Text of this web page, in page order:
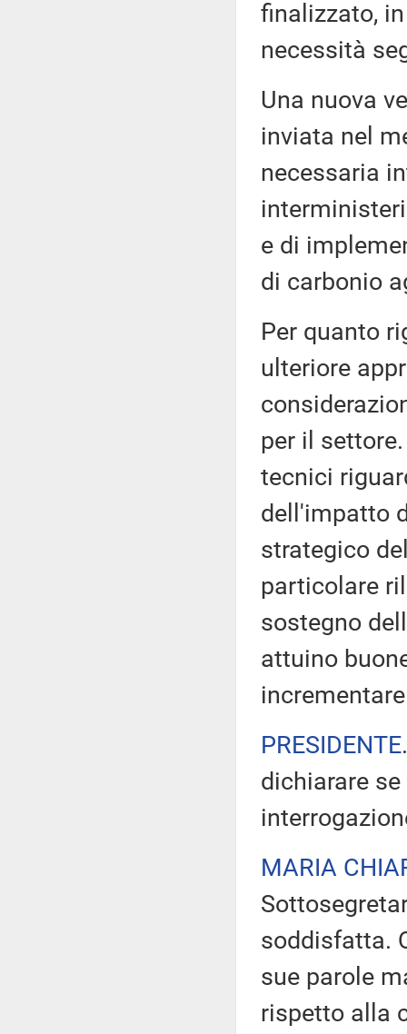
finalizzato,
necessità
Una nuova
inviata nel
necessaria
e di
di carbonio
Per quanto
ulteriore
per il
tecnici
dell'impatto
strategico
particolare
sostegno
attuino
PRESIDENTE
dichiarare
MARIA
soddisfatta.
sue parole
rispetto alla